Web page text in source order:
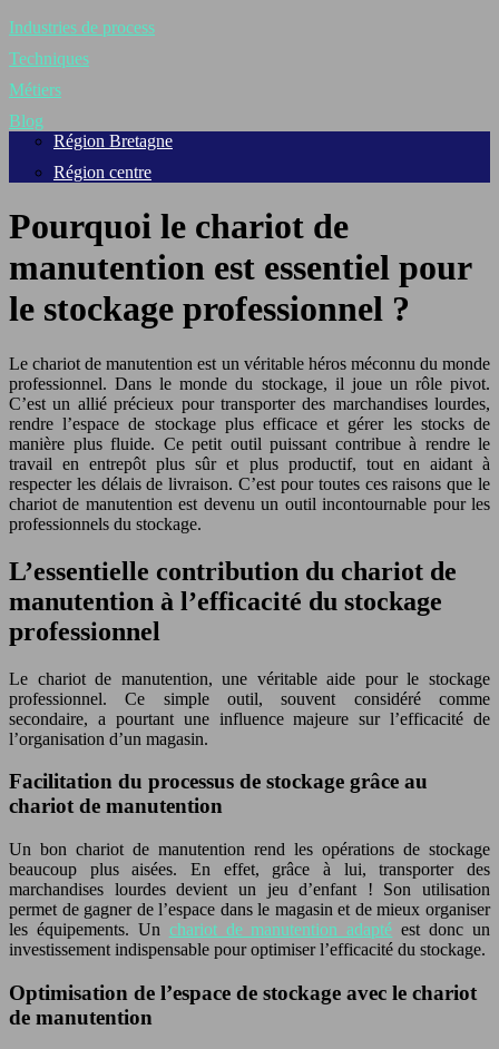
Industries de process
Techniques
Métiers
Blog
Région Bretagne
Région centre
Pourquoi le chariot de
manutention est essentiel pour
le stockage professionnel ?
Le chariot de manutention est un véritable héros méconnu du monde
professionnel. Dans le monde du stockage, il joue un rôle pivot.
C’est un allié précieux pour transporter des marchandises lourdes,
rendre l’espace de stockage plus efficace et gérer les stocks de
manière plus fluide. Ce petit outil puissant contribue à rendre le
travail en entrepôt plus sûr et plus productif, tout en aidant à
respecter les délais de livraison. C’est pour toutes ces raisons que le
chariot de manutention est devenu un outil incontournable pour les
professionnels du stockage.
L’essentielle contribution du chariot de
manutention à l’efficacité du stockage
professionnel
Le chariot de manutention, une véritable aide pour le stockage
professionnel. Ce simple outil, souvent considéré comme
secondaire, a pourtant une influence majeure sur l’efficacité de
l’organisation d’un magasin.
Facilitation du processus de stockage grâce au
chariot de manutention
Un bon chariot de manutention rend les opérations de stockage
beaucoup plus aisées. En effet, grâce à lui, transporter des
marchandises lourdes devient un jeu d’enfant ! Son utilisation
permet de gagner de l’espace dans le magasin et de mieux organiser
les équipements. Un chariot de manutention adapté est donc un
investissement indispensable pour optimiser l’efficacité du stockage.
Optimisation de l’espace de stockage avec le chariot
de manutention